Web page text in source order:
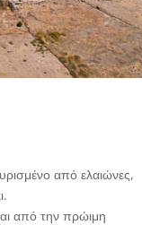
από ελαιώνες,
από την πρώιμη